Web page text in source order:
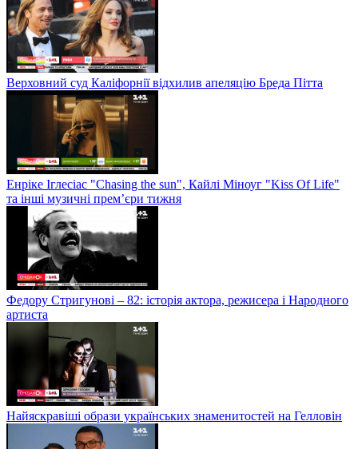
Верховний суд Каліфорнії відхилив апеляцію Бреда Пітта
Енріке Іглесіас "Chasing the sun", Кайлі Міноуг "Kiss Of Life"
та інші музичні прем’єри тижня
Федору Стригунові – 82: історія актора, режисера і Народного
артиста
Найяскравіші образи українських знаменитостей на Гелловін